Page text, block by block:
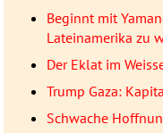
Beginnt mit
Lateinamerika zu
Der Eklat im
Trump Gaza:
Schwache